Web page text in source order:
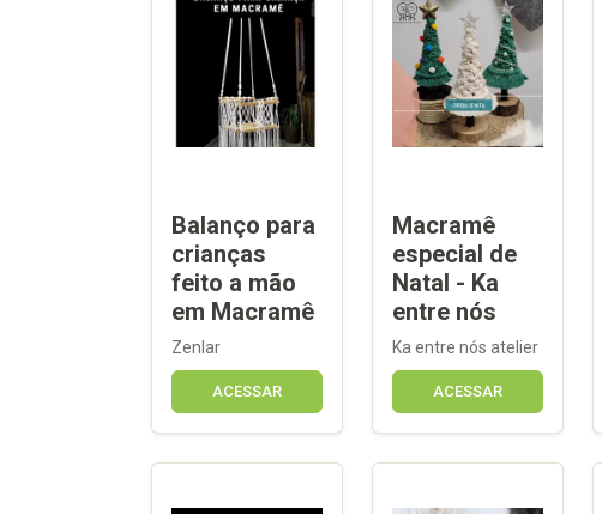
Balanço para
crianças
feito a mão
em Macramê
Zenlar
ACESSAR
Macramê
especial de
Natal - Ka
entre nós
Ka entre nós atelier
ACESSAR